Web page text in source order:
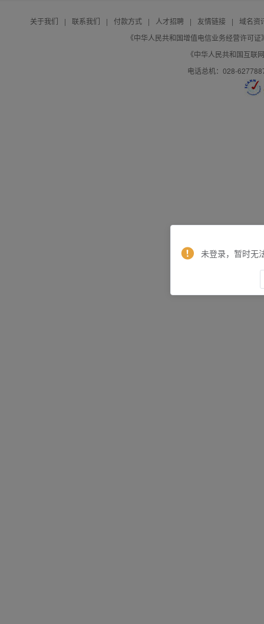
关于我们 | 联系我们 | 付款方式 | 人才招聘 | 友情链接 |
域名资
《中华人民共和国增值电信业务经营许可
《中华人民共和国互联
电话总机：028-
未登录，暂时无